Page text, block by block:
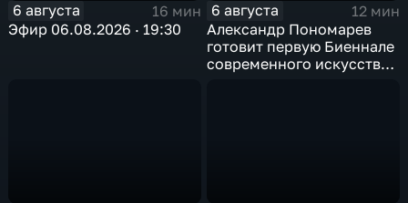
6 августа
16 мин
Эфир 06.08.2026 · 19:30
6 августа
12 мин
Александр Пономарев
готовит первую Биеннале
современного искусства